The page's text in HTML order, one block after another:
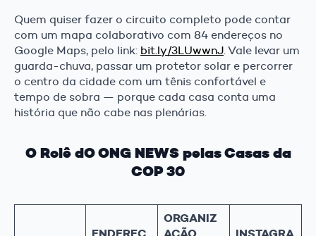
Quem quiser fazer o circuito completo pode contar
com um mapa colaborativo com 84 endereços no
Google Maps, pelo link: bit.ly/3LUwwnJ. Vale levar um
guarda-chuva, passar um protetor solar e percorrer
o centro da cidade com um tênis confortável e
tempo de sobra — porque cada casa conta uma
história que não cabe nas plenárias.
O Rolê dO ONG NEWS pelas Casas da
COP 30
ORGANIZ